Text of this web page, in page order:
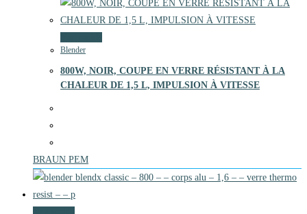
Blender
800W, NOIR, COUPE EN VERRE RÉSISTANT À LA
CHALEUR DE 1,5 L, IMPULSION À VITESSE
BRAUN PEM